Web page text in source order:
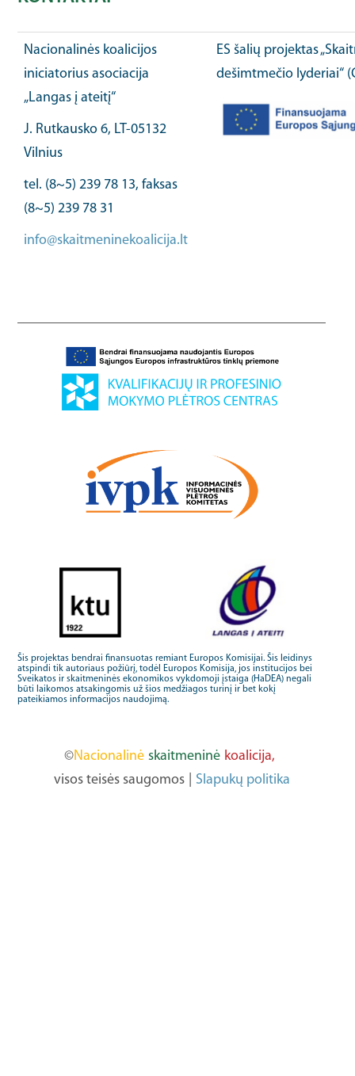
Nacionalinės koalicijos
iniciatorius asociacija
„Langas į ateitį“
J. Rutkausko 6, LT-05132
Vilnius
tel. (8~5) 239 78 13, faksas
(8~5) 239 78 31
info@skaitmeninekoalicija.lt
ES šalių projektas
dešimtmečio lyderiai“
Šis projektas bendrai finansuotas remiant Europos Komisijai. Šis leidinys
atspindi tik autoriaus požiūrį, todėl Europos Komisija, jos institucijos bei
Sveikatos ir skaitmeninės ekonomikos vykdomoji įstaiga (HaDEA) negali
būti laikomos atsakingomis už šios medžiagos turinį ir bet kokį
pateikiamos informacijos naudojimą.
©Nacionalinė skaitmeninė koalicija,
visos teisės saugomos
Slapukų politika